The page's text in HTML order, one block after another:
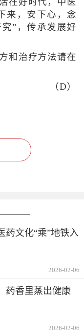
好时代，中医
来，安下心，念
”，传承发展好
治疗方法请在
（D）
————
药文化“乘”地铁入
2026-02-06
药香里蒸出健康
2026-02-06